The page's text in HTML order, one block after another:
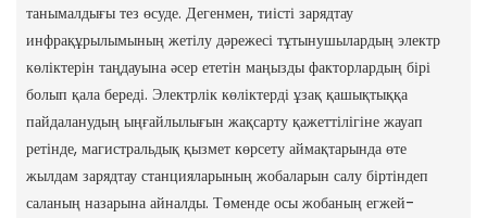
танымалдығы тез өсуде. Дегенмен, тиісті зарядтау
инфрақұрылымының жетілу дәрежесі тұтынушылардың электр
көліктерін таңдауына әсер ететін маңызды факторлардың бірі
болып қала береді. Электрлік көліктерді ұзақ қашықтыққа
пайдаланудың ыңғайлылығын жақсарту қажеттілігіне жауап
ретінде, магистральдық қызмет көрсету аймақтарында өте
жылдам зарядтау станцияларының жобаларын салу біртіндеп
саланың назарына айналды. Төменде осы жобаның егжей-